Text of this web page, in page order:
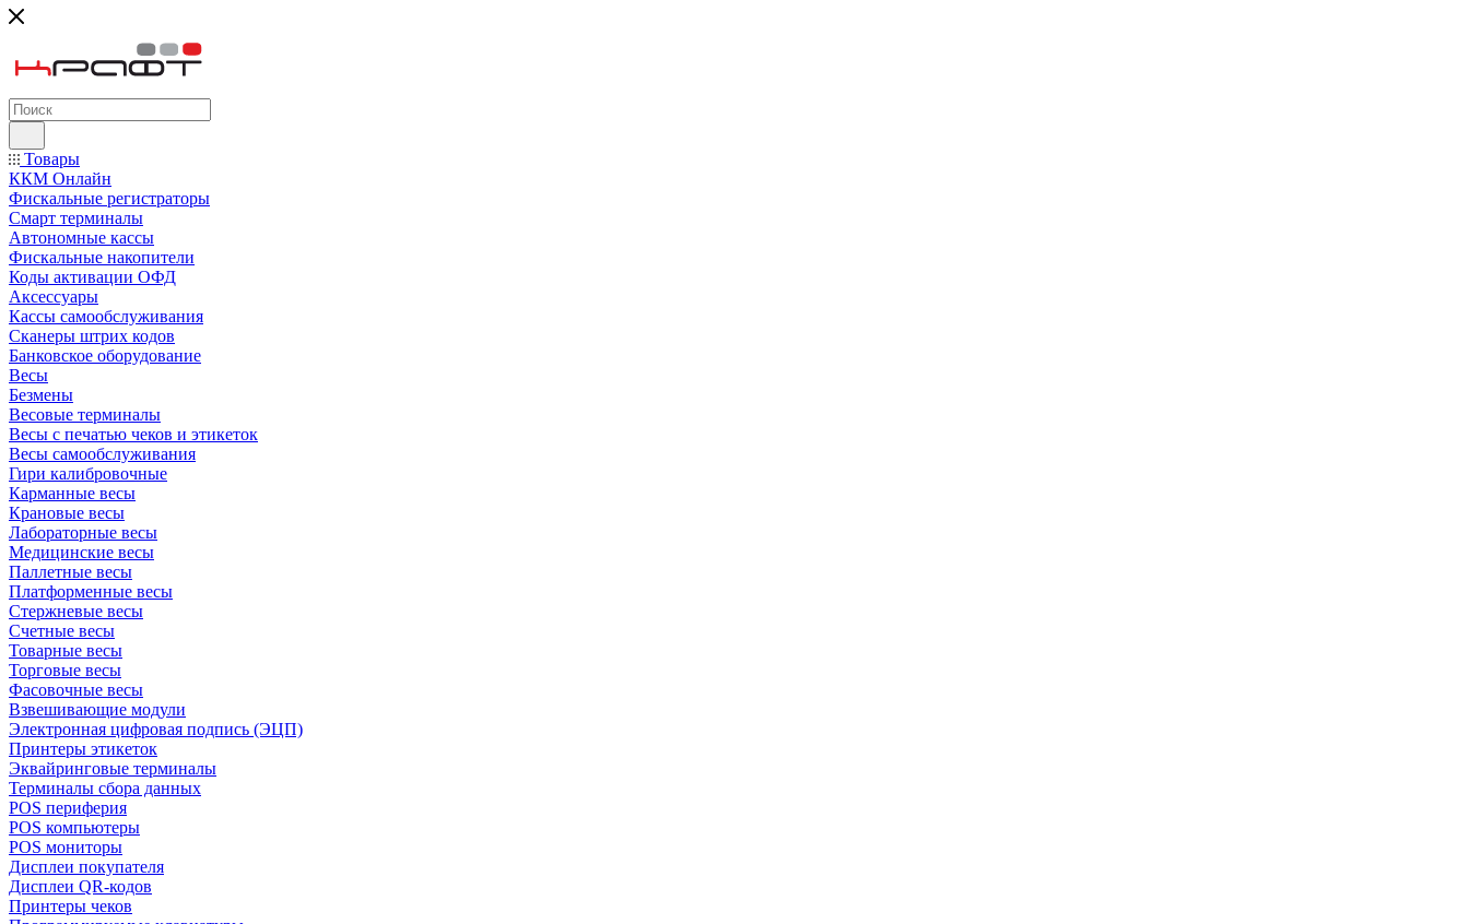
Товары
ККМ Онлайн
Фискальные регистраторы
Смарт терминалы
Автономные кассы
Фискальные накопители
Коды активации ОФД
Аксессуары
Кассы самообслуживания
Сканеры штрих кодов
Банковское оборудование
Весы
Безмены
Весовые терминалы
Весы с печатью чеков и этикеток
Весы самообслуживания
Гири калибровочные
Карманные весы
Крановые весы
Лабораторные весы
Медицинские весы
Паллетные весы
Платформенные весы
Стержневые весы
Счетные весы
Товарные весы
Торговые весы
Фасовочные весы
Взвешивающие модули
Электронная цифровая подпись (ЭЦП)
Принтеры этикеток
Эквайринговые терминалы
Терминалы сбора данных
POS периферия
POS компьютеры
POS мониторы
Дисплеи покупателя
Дисплеи QR-кодов
Принтеры чеков